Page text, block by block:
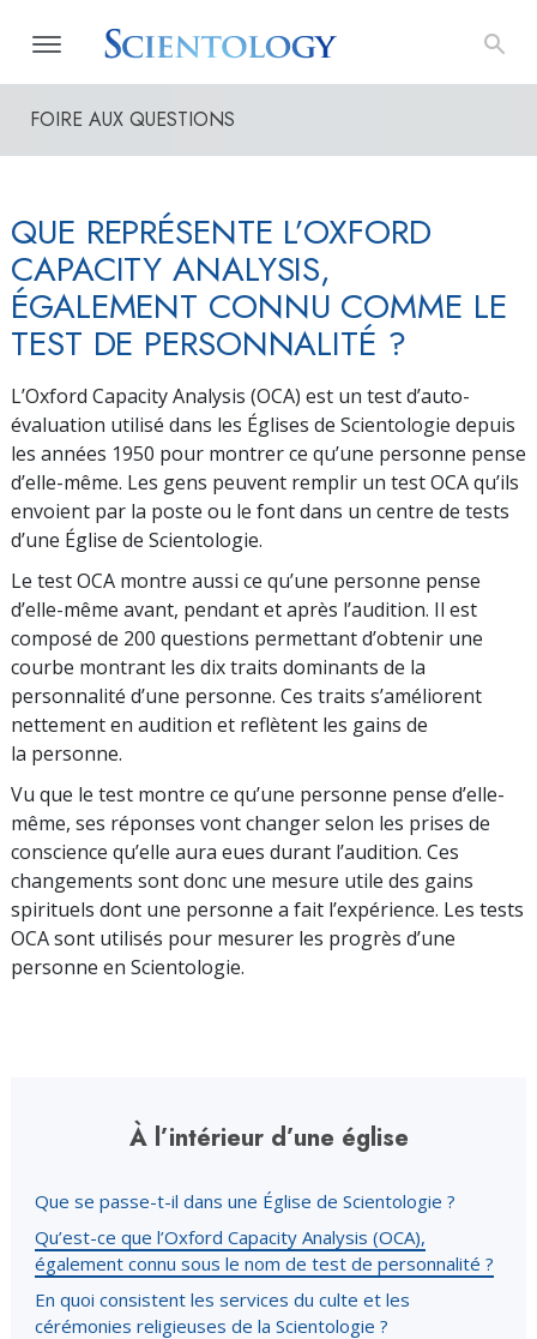
FOIRE AUX QUESTIONS
QUE REPRÉSENTE L’OXFORD
CAPACITY ANALYSIS,
ÉGALEMENT CONNU COMME LE
TEST DE PERSONNALITÉ ?
L’Oxford Capacity Analysis (OCA) est un test d’auto-
évaluation utilisé dans les Églises de Scientologie depuis
les années 1950 pour montrer ce qu’une personne pense
d’elle-même. Les gens peuvent remplir un test OCA qu’ils
envoient par la poste ou le font dans un centre de tests
d’une Église de Scientologie.
Le test OCA montre aussi ce qu’une personne pense
d’elle-même avant, pendant et après l’audition. Il est
composé de 200 questions permettant d’obtenir une
courbe montrant les dix traits dominants de la
personnalité d’une personne. Ces traits s’améliorent
nettement en audition et reflètent les gains de
la personne.
Vu que le test montre ce qu’une personne pense d’elle-
même, ses réponses vont changer selon les prises de
conscience qu’elle aura eues durant l’audition. Ces
changements sont donc une mesure utile des gains
spirituels dont une personne a fait l’expérience. Les tests
OCA sont utilisés pour mesurer les progrès d’une
personne en Scientologie.
À l’intérieur d’une église
Que se passe-t-il dans une Église de Scientologie ?
Qu’est-ce que l’Oxford Capacity Analysis (OCA),
également connu sous le nom de test de personnalité ?
En quoi consistent les services du culte et les
cérémonies religieuses de la Scientologie ?